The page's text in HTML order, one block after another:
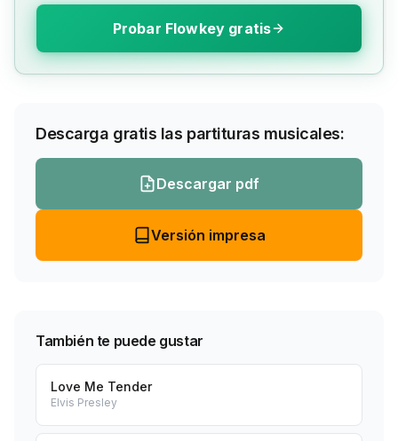
Probar Flowkey gratis
Descarga gratis las partituras musicales:
Descargar pdf
Versión impresa
También te puede gustar
Love Me Tender
Elvis Presley